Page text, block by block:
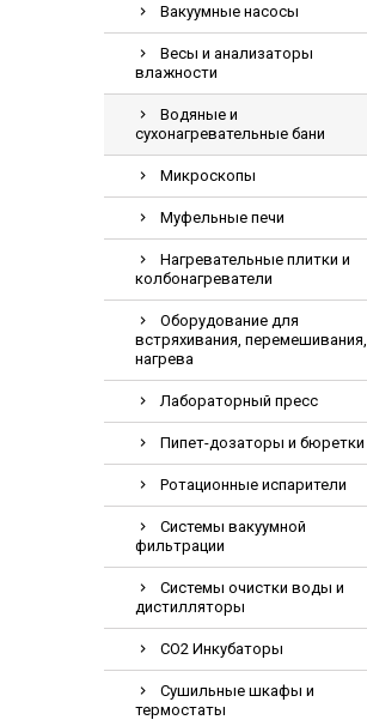
Вакуумные насосы
Весы и анализаторы
влажности
Водяные и
сухонагревательные бани
Микроскопы
Муфельные печи
Нагревательные плитки и
колбонагреватели
Оборудование для
встряхивания, перемешивания,
нагрева
Лабораторный пресс
Пипет-дозаторы и бюретки
Ротационные испарители
Системы вакуумной
фильтрации
Системы очистки воды и
дистилляторы
CO2 Инкубаторы
Сушильные шкафы и
термостаты